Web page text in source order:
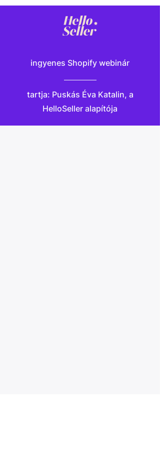
ingyenes Shopify webinár
tartja: Puskás Éva Katalin, a
HelloSeller alapítója